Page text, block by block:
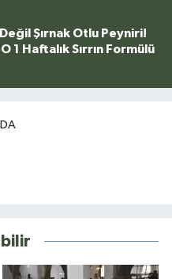
Şırnak Otlu Peyniri!
1 Haftalık Sırrın Formülü